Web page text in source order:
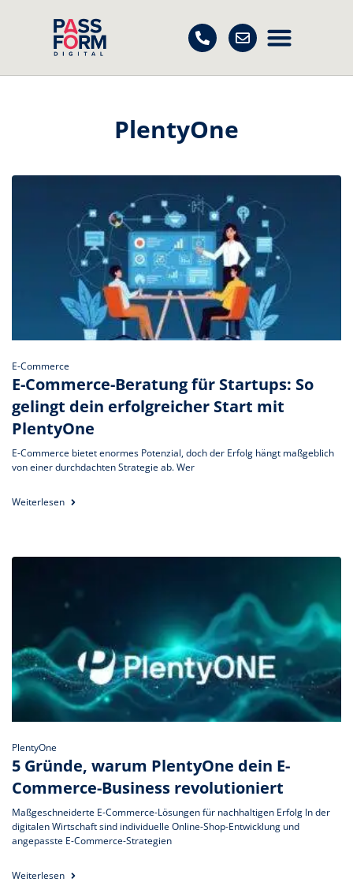
PlentyOne
E-Commerce
E-Commerce-Beratung für Startups: So
gelingt dein erfolgreicher Start mit
PlentyOne
E-Commerce bietet enormes Potenzial, doch der Erfolg hängt maßgeblich
von einer durchdachten Strategie ab. Wer
Weiterlesen
PlentyOne
5 Gründe, warum PlentyOne dein E-
Commerce-Business revolutioniert
Maßgeschneiderte E-Commerce-Lösungen für nachhaltigen Erfolg In der
digitalen Wirtschaft sind individuelle Online-Shop-Entwicklung und
angepasste E-Commerce-Strategien
Weiterlesen